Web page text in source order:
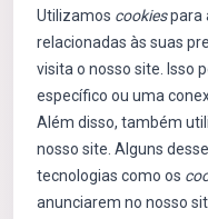
Utilizamos cookiespara
relacionadas às suas
visita o nosso site. Isso
específico ou uma
Além disso, também
nosso site. Alguns
tecnologias como os
anunciarem no nosso